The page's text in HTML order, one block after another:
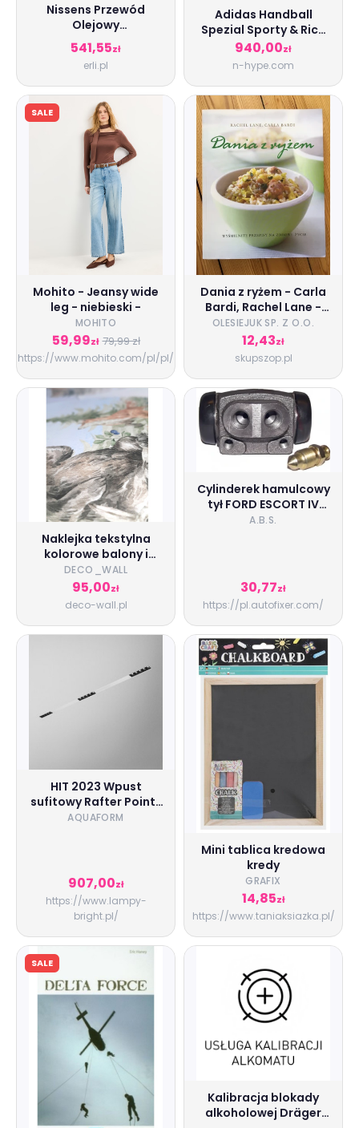
Nissens Przewód
Olejowy
Turbosprężarki 935157
541,55zł
erli.pl
Adidas Handball
Spezial Sporty & Rich
Pink
940,00zł
n-hype.com
SALE
Mohito - Jeansy wide
leg - niebieski -
MOHITO
59,99zł 79,99 zł
https://www.mohito.com/pl/pl/
Dania z ryżem - Carla
Bardi, Rachel Lane -
książka
OLESIEJUK SP. Z O.O.
12,43zł
skupszop.pl
Naklejka tekstylna
kolorowe balony i
żyrafa mn031
DECO_WALL
95,00zł
deco-wall.pl
Cylinderek hamulcowy
tył FORD ESCORT IV
A.B.S.
A.B.S.
30,77zł
https://pl.autofixer.com/
HIT 2023 Wpust
sufitowy Rafter Points
Section LED 54 cm
AQUAFORM
907,00zł
https://www.lampy-
bright.pl/
Mini tablica kredowa
kredy
GRAFIX
14,85zł
https://www.taniaksiazka.pl/
SALE
Kalibracja blokady
alkoholowej Dräger